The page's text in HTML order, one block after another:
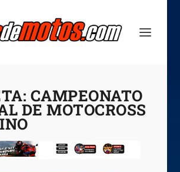
CAMPEONATO
DE MOTOCROSS